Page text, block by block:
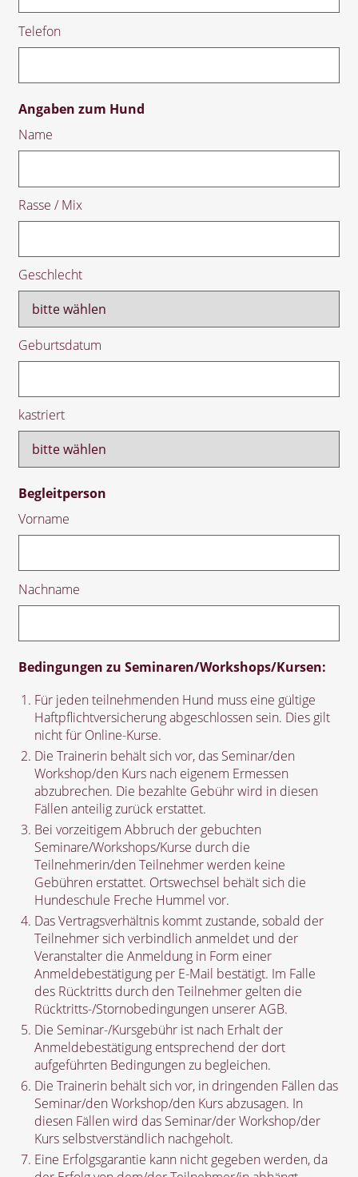
Telefon
Angaben zum Hund
Name
Rasse / Mix
Geschlecht
Geburtsdatum
kastriert
Begleitperson
Vorname
Nachname
Bedingungen zu Seminaren/Workshops/Kursen:
Für jeden teilnehmenden Hund muss eine gültige
Haftpflichtversicherung abgeschlossen sein. Dies gilt
nicht für Online-Kurse.
Die Trainerin behält sich vor, das Seminar/den
Workshop/den Kurs nach eigenem Ermessen
abzubrechen. Die bezahlte Gebühr wird in diesen
Fällen anteilig zurück erstattet.
Bei vorzeitigem Abbruch der gebuchten
Seminare/Workshops/Kurse durch die
Teilnehmerin/den Teilnehmer werden keine
Gebühren erstattet. Ortswechsel behält sich die
Hundeschule Freche Hummel vor.
Das Vertragsverhältnis kommt zustande, sobald der
Teilnehmer sich verbindlich anmeldet und der
Veranstalter die Anmeldung in Form einer
Anmeldebestätigung per E-Mail bestätigt. Im Falle
des Rücktritts durch den Teilnehmer gelten die
Rücktritts-/Stornobedingungen unserer AGB.
Die Seminar-/Kursgebühr ist nach Erhalt der
Anmeldebestätigung entsprechend der dort
aufgeführten Bedingungen zu begleichen.
Die Trainerin behält sich vor, in dringenden Fällen das
Seminar/den Workshop/den Kurs abzusagen. In
diesen Fällen wird das Seminar/der Workshop/der
Kurs selbstverständlich nachgeholt.
Eine Erfolgsgarantie kann nicht gegeben werden, da